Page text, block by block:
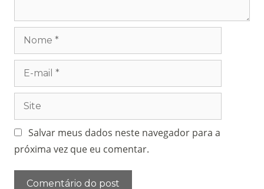
Salvar meus dados neste navegador para a
próxima vez que eu comentar.